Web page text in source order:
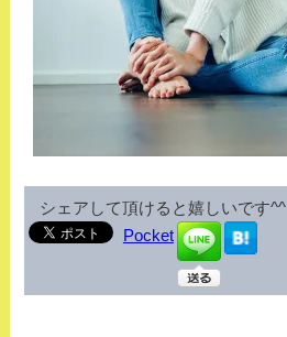
シェアして頂けると嬉しいです^^
Pocket